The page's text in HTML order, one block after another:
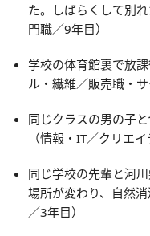
た。しばらくして別
門職／9年目）
学校の体育館裏で放
ル・繊維／販売職・サ
同じクラスの男の子
（情報・IT／クリエ
同じ学校の先輩と河
場所が変わり、自然
／3年目）